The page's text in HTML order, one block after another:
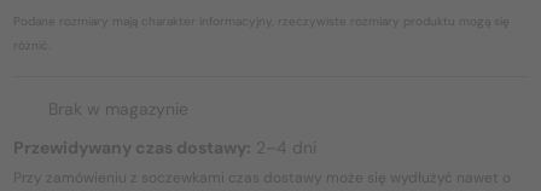
Podane rozmiary mają charakter informacyjny, rzeczywiste rozmiary produktu mogą się
różnić.
Brak w magazynie
Przewidywany czas dostawy: 2–4 dni
Przy zamówieniu z soczewkami czas dostawy może się wydłużyć nawet o